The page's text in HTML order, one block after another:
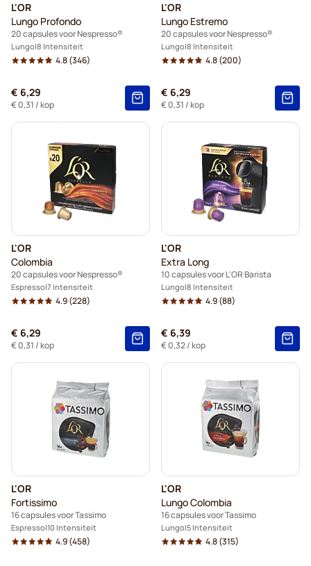
L'OR
Lungo Profondo
20 capsules voor Nespresso®
Lungo 8 Intensiteit
4.8(346)
€ 6,29
€ 0,31 / kop
L'OR
Lungo Estremo
20 capsules voor Nespresso®
Lungo 8 Intensiteit
4.8(200)
€ 6,29
€ 0,31 / kop
L'OR
Colombia
20 capsules voor Nespresso®
Espresso 7 Intensiteit
4.9(228)
€ 6,29
€ 0,31 / kop
L'OR
Extra Long
10 capsules voor L'OR Barista
Lungo 8 Intensiteit
4.9(88)
€ 6,39
€ 0,32/ kop
L'OR
Fortissimo
16 capsules voor Tassimo
Espresso 10 Intensiteit
4.9(458)
L'OR
Lungo Colombia
16 capsules voor Tassimo
Lungo 5 Intensiteit
4.8(315)